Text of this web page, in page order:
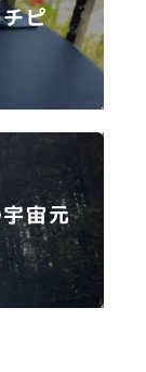
ピ
宙元